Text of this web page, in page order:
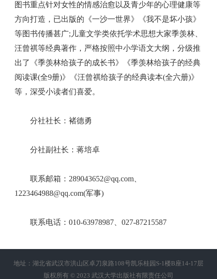
图书重点针对女性的情感治愈以及青少年的心理健康等
方向打造，已出版的《一沙一世界》《我不是坏小孩》
等图书传播甚广;儿童文学类依托学术思想大家季羡林、
汪曾祺等经典著作，严格按照中小学语文大纲，分级推
出了《季羡林给孩子的成长书》《季羡林给孩子的经典
阅读课(全9册)》《汪曾祺给孩子的经典读本(全六册)》
等，深受小读者们喜爱。
分社社长：褚德勇
分社副社长：蒋培卓
联系邮箱：289043652@qq.com、
1223464988@qq.com(军事)
联系电话：010-63978987、027-87215587
地址：湖北省武汉市洪山区卓刀泉路108号凯乐桂园S-1楼B座14-17层
版权所有 © 2023 武汉大学出版社有限责任公司